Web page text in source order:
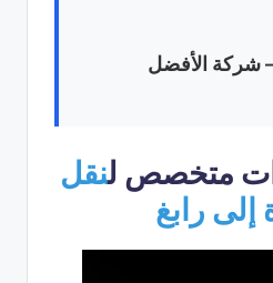
شركة الأفضل
متخصص لنقل
إلى رابغ